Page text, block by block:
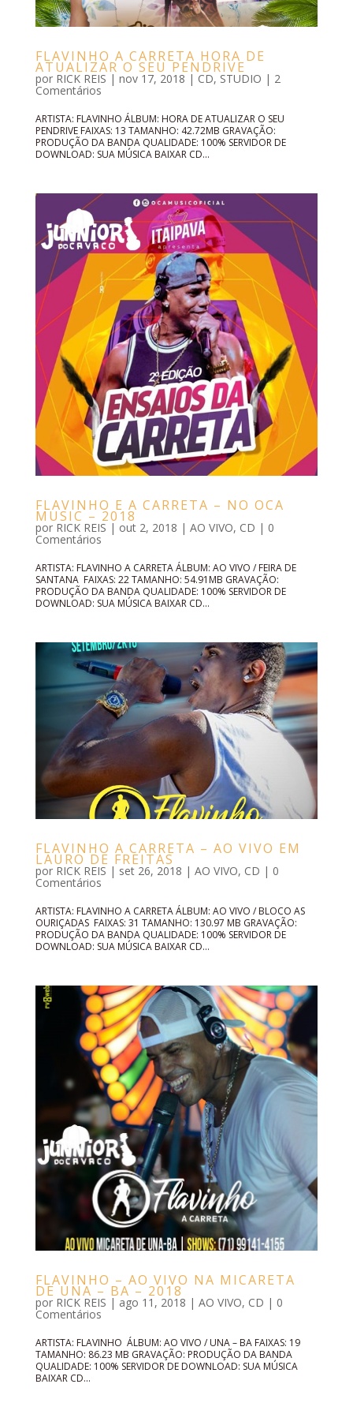
FLAVINHO A CARRETA HORA DE
ATUALIZAR O SEU PENDRIVE
por RICK REIS | nov 17, 2018 | CD, STUDIO | 2
Comentários
ARTISTA: FLAVINHO ÁLBUM: HORA DE ATUALIZAR O SEU
PENDRIVE FAIXAS: 13 TAMANHO: 42.72MB GRAVAÇÃO:
PRODUÇÃO DA BANDA QUALIDADE: 100% SERVIDOR DE
DOWNLOAD: SUA MÚSICA BAIXAR CD...
FLAVINHO E A CARRETA – NO OCA
MUSIC – 2018
por RICK REIS | out 2, 2018 | AO VIVO, CD | 0
Comentários
ARTISTA: FLAVINHO A CARRETA ÁLBUM: AO VIVO / FEIRA DE
SANTANA FAIXAS: 22 TAMANHO: 54.91MB GRAVAÇÃO:
PRODUÇÃO DA BANDA QUALIDADE: 100% SERVIDOR DE
DOWNLOAD: SUA MÚSICA BAIXAR CD...
FLAVINHO A CARRETA – AO VIVO EM
LAURO DE FREITAS
por RICK REIS | set 26, 2018 | AO VIVO, CD | 0
Comentários
ARTISTA: FLAVINHO A CARRETA ÁLBUM: AO VIVO / BLOCO AS
OURIÇADAS FAIXAS: 31 TAMANHO: 130.97 MB GRAVAÇÃO:
PRODUÇÃO DA BANDA QUALIDADE: 100% SERVIDOR DE
DOWNLOAD: SUA MÚSICA BAIXAR CD...
FLAVINHO – AO VIVO NA MICARETA
DE UNA – BA – 2018
por RICK REIS | ago 11, 2018 | AO VIVO, CD | 0
Comentários
ARTISTA: FLAVINHO ÁLBUM: AO VIVO / UNA – BA FAIXAS: 19
TAMANHO: 86.23 MB GRAVAÇÃO: PRODUÇÃO DA BANDA
QUALIDADE: 100% SERVIDOR DE DOWNLOAD: SUA MÚSICA
BAIXAR CD...